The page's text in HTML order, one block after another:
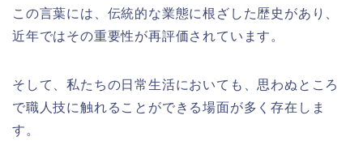
この言葉には、伝統的な業態に根ざした歴史があり、
近年ではその重要性が再評価されています。
そして、私たちの日常生活においても、思わぬところ
で職人技に触れることができる場面が多く存在しま
す。